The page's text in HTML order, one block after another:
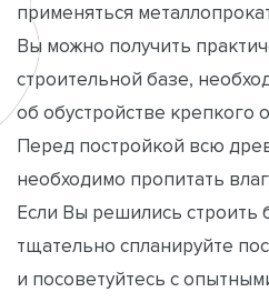
применяться
Вы можно получить
строительной базе,
об обустройстве крепкого
Перед постройкой всю
необходимо пропитать
Если Вы решились строить
тщательно спланируйте
и посоветуйтесь с